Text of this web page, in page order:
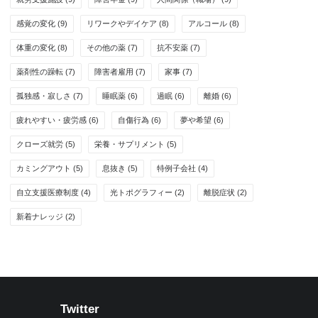
感覚の変化 (9) リワークやデイケア (8) アルコール (8)
体重の変化 (8) その他の薬 (7) 抗不安薬 (7)
薬剤性の躁転 (7) 障害者雇用 (7) 家事 (7)
孤独感・寂しさ (7) 睡眠薬 (6) 過眠 (6) 離婚 (6)
疲れやすい・疲労感 (6) 自傷行為 (6) 夢や希望 (6)
クローズ就労 (5) 栄養・サプリメント (5)
カミングアウト (5) 息抜き (5) 特例子会社 (4)
自立支援医療制度 (4) 光トポグラフィー (2) 離脱症状 (2)
新着ナレッジ (2)
Twitter